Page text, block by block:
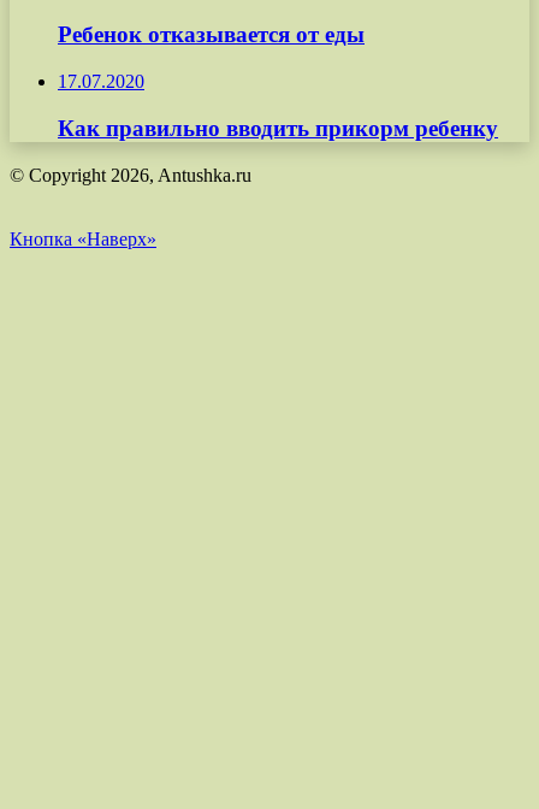
Ребенок отказывается от еды
17.07.2020
Как правильно вводить прикорм ребенку
© Copyright 2026, Antushka.ru
Кнопка «Наверх»